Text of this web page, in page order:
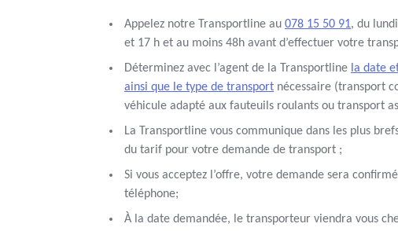
Appelez notre Transportline au 078 15 50 91, du
et 17 h et au moins 48h avant d’effectuer votre
Déterminez avec l’agent de la Transportline la date
ainsi que le type de transport nécessaire (transport
véhicule adapté aux fauteuils roulants ou transport
La Transportline vous communique dans les plus
du tarif pour votre demande de transport ;
Si vous acceptez l’offre, votre demande sera
téléphone;
À la date demandée, le transporteur viendra vous